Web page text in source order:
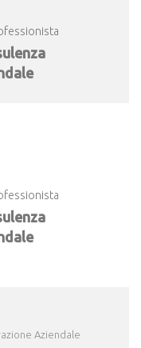
Aziendale